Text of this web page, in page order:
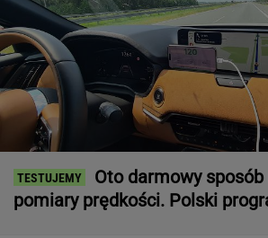
Oto darmowy
pomiary prędkości. Polski